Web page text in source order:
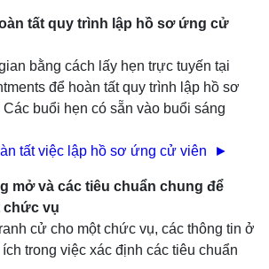
tất quy trình lập hồ sơ ứng cử
bằng cách lấy hẹn trực tuyến tại
để hoàn tất quy trình lập hồ sơ
buổi hẹn có sẵn vào buổi sáng
tất việc lập hồ sơ ứng cử viên ►
mở và các tiêu chuẩn chung để
chức vụ
cử cho một chức vụ, các thông tin ở
trong việc xác định các tiêu chuẩn